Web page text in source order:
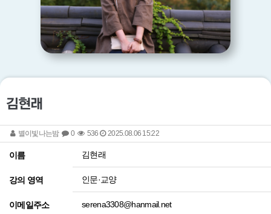
김현래
별이빛나는밤 0 536 2025.08.06 15:22
이름 김현래
강의 영역 인문·교양
이메일주소 serena3308@hanmail.net